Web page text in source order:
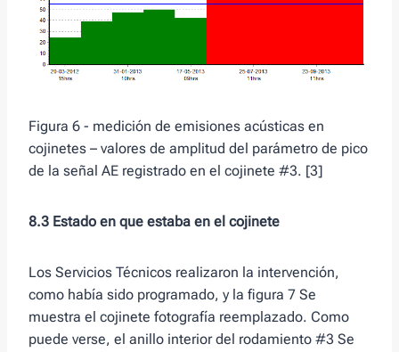
Figura 6 - medición de emisiones acústicas en
cojinetes – valores de amplitud del parámetro de pico
de la señal AE registrado en el cojinete #3. [3]
8.3 Estado en que estaba en el cojinete
Los Servicios Técnicos realizaron la intervención,
como había sido programado, y la figura 7 Se
muestra el cojinete fotografía reemplazado. Como
puede verse, el anillo interior del rodamiento #3 Se